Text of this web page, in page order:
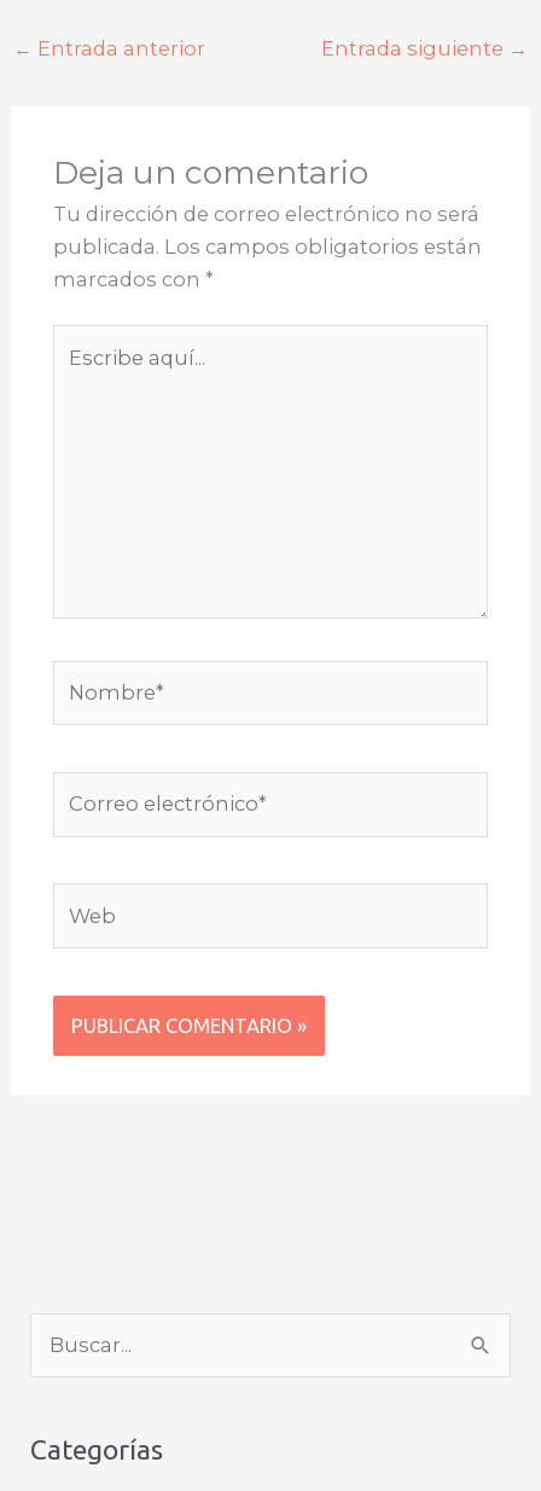
← Entrada anterior Entrada siguiente →
Deja un comentario
Tu dirección de correo electrónico no será
publicada. Los campos obligatorios están
marcados con *
aquí...
electrónico*
c
Categorías